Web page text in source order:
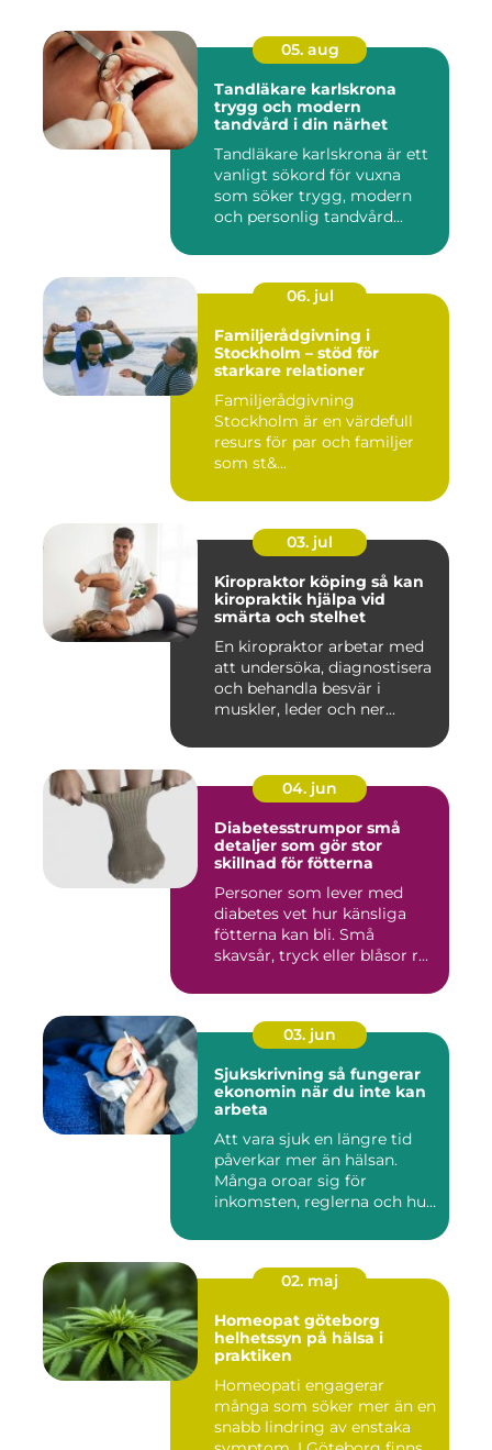
05. aug
Tandläkare karlskrona
trygg och modern
tandvård i din närhet
Tandläkare karlskrona är ett
vanligt sökord för vuxna
som söker trygg, modern
och personlig tandvård...
06. jul
Familjerådgivning i
Stockholm – stöd för
starkare relationer
Familjerådgivning
Stockholm är en värdefull
resurs för par och familjer
som st&...
03. jul
Kiropraktor köping så kan
kiropraktik hjälpa vid
smärta och stelhet
En kiropraktor arbetar med
att undersöka, diagnostisera
och behandla besvär i
muskler, leder och ner...
04. jun
Diabetesstrumpor små
detaljer som gör stor
skillnad för fötterna
Personer som lever med
diabetes vet hur känsliga
fötterna kan bli. Små
skavsår, tryck eller blåsor r...
03. jun
Sjukskrivning så fungerar
ekonomin när du inte kan
arbeta
Att vara sjuk en längre tid
påverkar mer än hälsan.
Många oroar sig för
inkomsten, reglerna och hur
02. maj
Homeopat göteborg
helhetssyn på hälsa i
praktiken
Homeopati engagerar
många som söker mer än en
snabb lindring av enstaka